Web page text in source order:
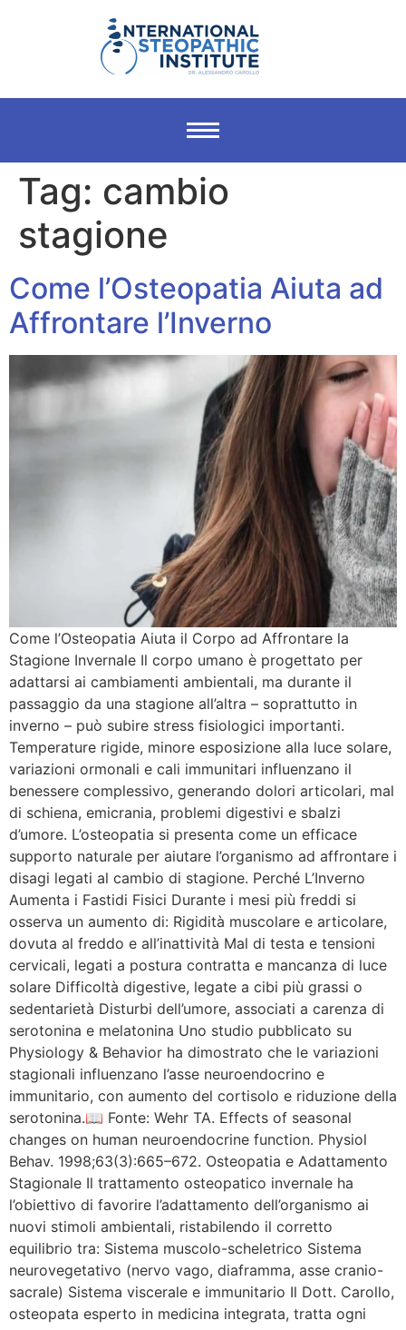
Tag: cambio
stagione
Come l’Osteopatia Aiuta ad
Affrontare l’Inverno
Come l’Osteopatia Aiuta il Corpo ad Affrontare la
Stagione Invernale Il corpo umano è progettato per
adattarsi ai cambiamenti ambientali, ma durante il
passaggio da una stagione all’altra – soprattutto in
inverno – può subire stress fisiologici importanti.
Temperature rigide, minore esposizione alla luce solare,
variazioni ormonali e cali immunitari influenzano il
benessere complessivo, generando dolori articolari, mal
di schiena, emicrania, problemi digestivi e sbalzi
d’umore. L’osteopatia si presenta come un efficace
supporto naturale per aiutare l’organismo ad affrontare i
disagi legati al cambio di stagione. Perché L’Inverno
Aumenta i Fastidi Fisici Durante i mesi più freddi si
osserva un aumento di: Rigidità muscolare e articolare,
dovuta al freddo e all’inattività Mal di testa e tensioni
cervicali, legati a postura contratta e mancanza di luce
solare Difficoltà digestive, legate a cibi più grassi o
sedentarietà Disturbi dell’umore, associati a carenza di
serotonina e melatonina Uno studio pubblicato su
Physiology & Behavior ha dimostrato che le variazioni
stagionali influenzano l’asse neuroendocrino e
immunitario, con aumento del cortisolo e riduzione della
serotonina.📖 Fonte: Wehr TA. Effects of seasonal
changes on human neuroendocrine function. Physiol
Behav. 1998;63(3):665–672. Osteopatia e Adattamento
Stagionale Il trattamento osteopatico invernale ha
l’obiettivo di favorire l’adattamento dell’organismo ai
nuovi stimoli ambientali, ristabilendo il corretto
equilibrio tra: Sistema muscolo-scheletrico Sistema
neurovegetativo (nervo vago, diaframma, asse cranio-
sacrale) Sistema viscerale e immunitario Il Dott. Carollo,
osteopata esperto in medicina integrata, tratta ogni